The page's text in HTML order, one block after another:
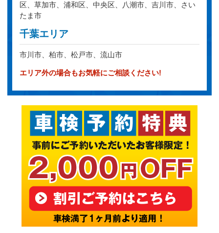
区、草加市、浦和区、中央区、八潮市、吉川市、さい
たま市
千葉エリア
市川市、柏市、松戸市、流山市
エリア外の場合もお気軽にご相談ください!